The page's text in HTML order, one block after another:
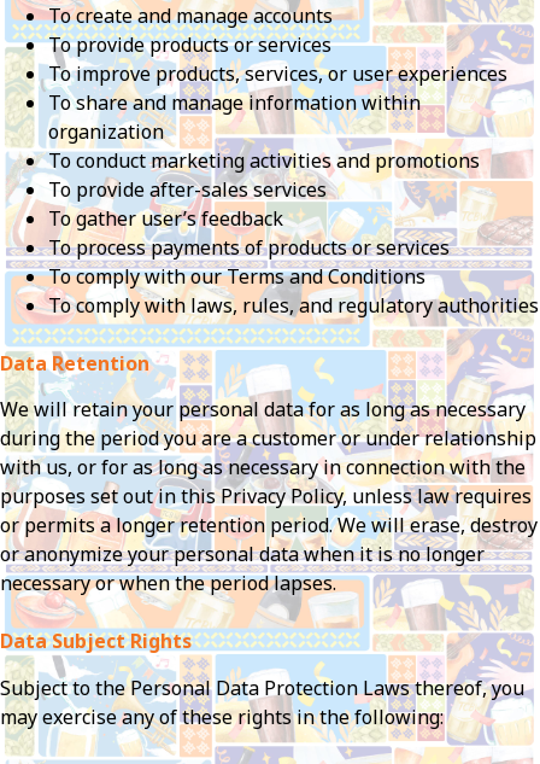
To create and manage accounts
To provide products or services
To improve products, services, or user experiences
To share and manage information within
organization
To conduct marketing activities and promotions
To provide after-sales services
To gather user’s feedback
To process payments of products or services
To comply with our Terms and Conditions
To comply with laws, rules, and regulatory authorities
Data Retention
We will retain your personal data for as long as necessary
during the period you are a customer or under relationship
with us, or for as long as necessary in connection with the
purposes set out in this Privacy Policy, unless law requires
or permits a longer retention period. We will erase, destroy
or anonymize your personal data when it is no longer
necessary or when the period lapses.
Data Subject Rights
Subject to the Personal Data Protection Laws thereof, you
may exercise any of these rights in the following: